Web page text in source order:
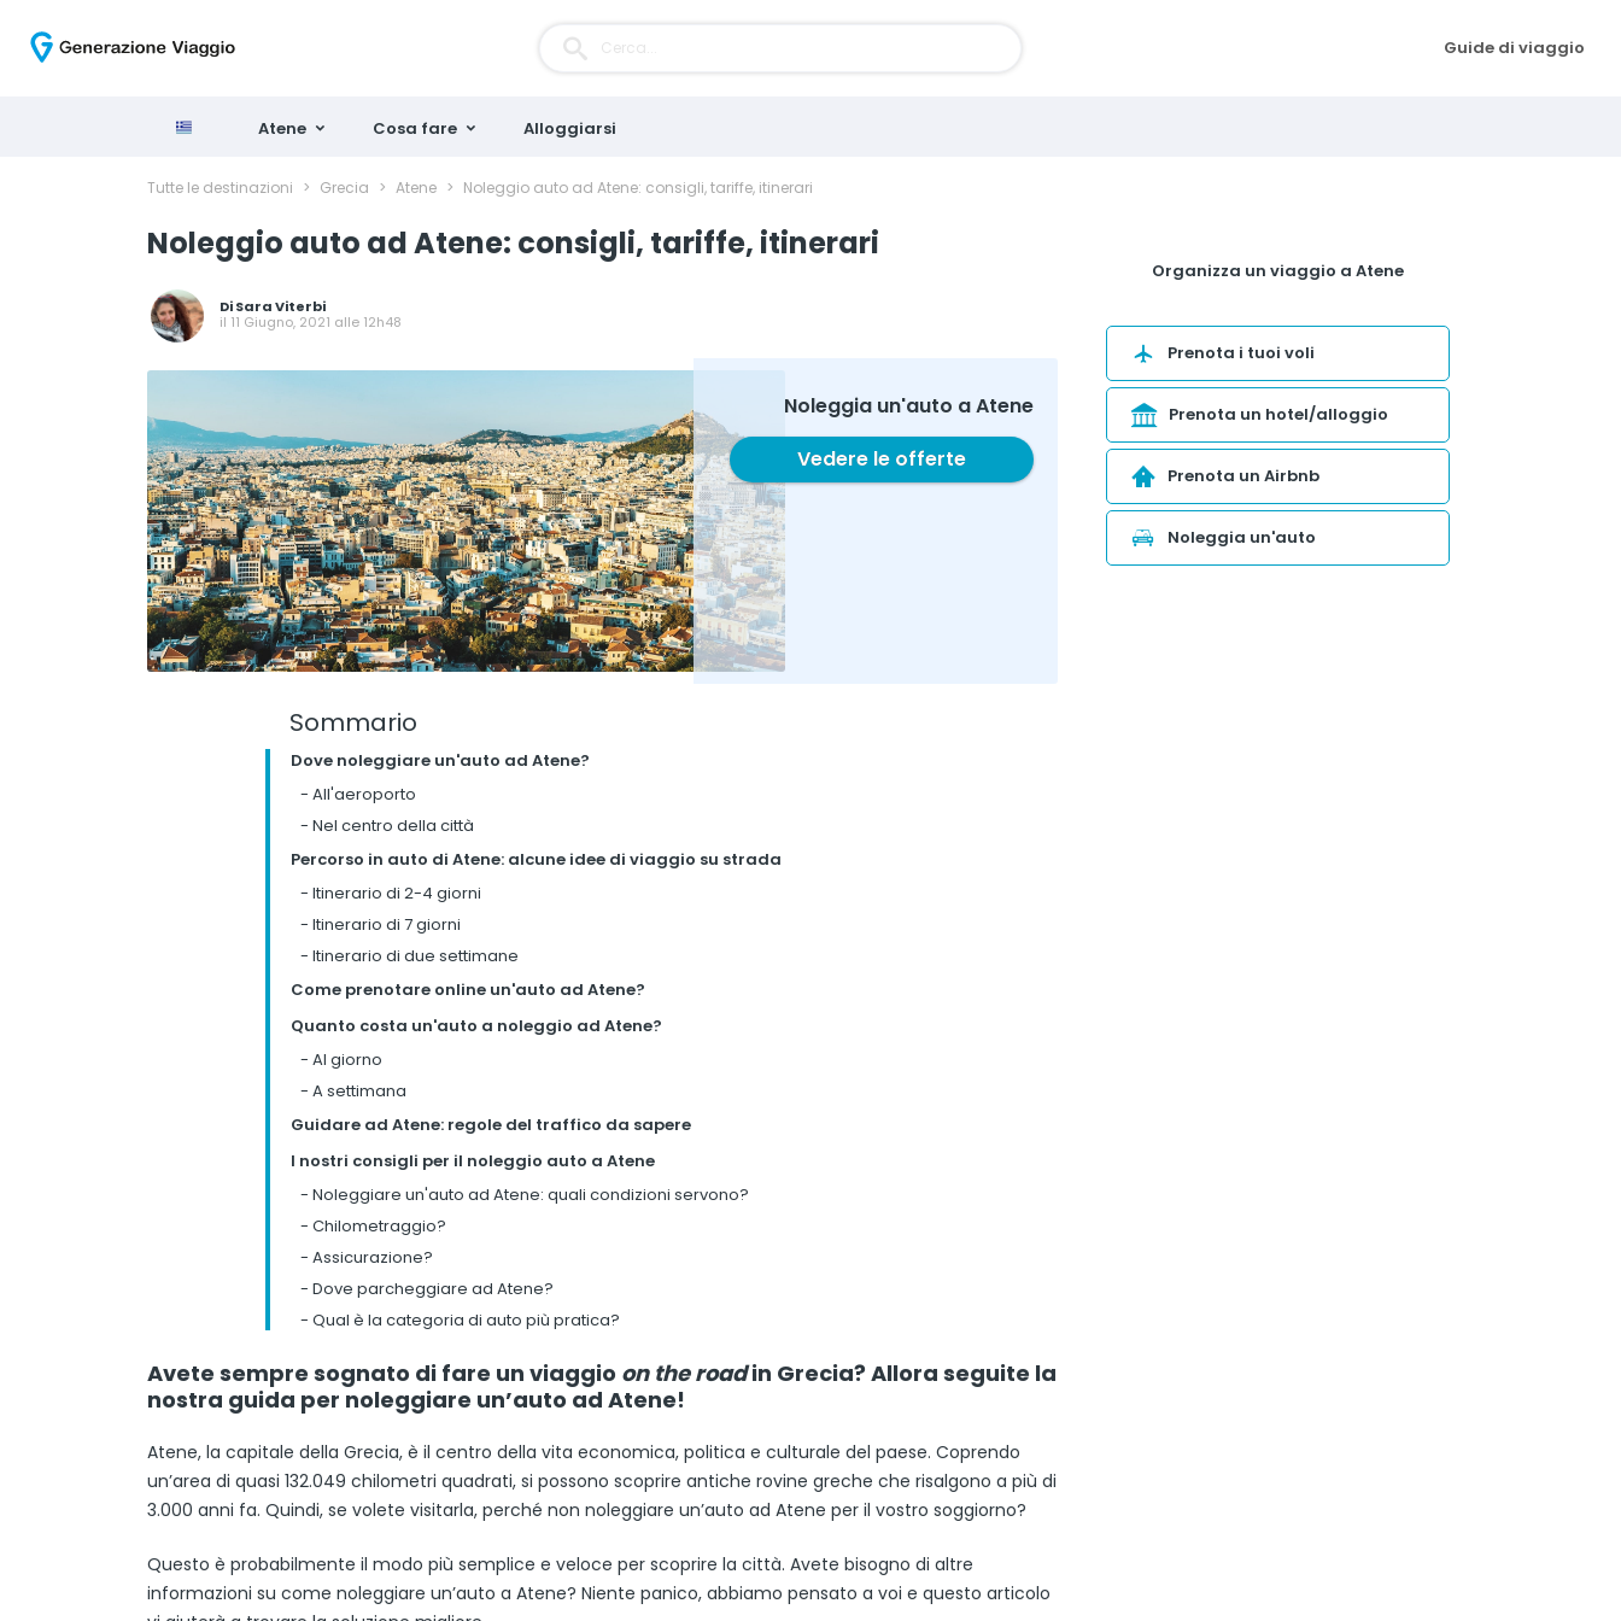
Guide di viaggio
Atene Cosa fare Alloggiarsi
Tutte le destinazioni > Grecia > Atene > Noleggio auto ad Atene: consigli, tariffe, itinerari
Noleggio auto ad Atene: consigli, tariffe, itinerari
DiSara Viterbi
il 11 Giugno, 2021 alle 12h48
Noleggia un'auto a Atene
Vedere le offerte
Sommario
Dove noleggiare un'auto ad Atene?
- All'aeroporto
- Nel centro della città
Percorso in auto di Atene: alcune idee di viaggio su strada
- Itinerario di 2-4 giorni
- Itinerario di 7 giorni
- Itinerario di due settimane
Come prenotare online un'auto ad Atene?
Quanto costa un'auto a noleggio ad Atene?
- Al giorno
- A settimana
Guidare ad Atene: regole del traffico da sapere
I nostri consigli per il noleggio auto a Atene
- Noleggiare un'auto ad Atene: quali condizioni servono?
- Chilometraggio?
- Assicurazione?
- Dove parcheggiare ad Atene?
- Qual è la categoria di auto più pratica?
Avete sempre sognato di fare un viaggio on the roadin Grecia? Allora seguite la
nostra guida per noleggiare un’auto ad Atene!
Atene, la capitale della Grecia, è il centro della vita economica, politica e culturale del paese. Coprendo
un’area di quasi 132.049 chilometri quadrati, si possono scoprire antiche rovine greche che risalgono a più di
3.000 anni fa. Quindi, se volete visitarla, perché non noleggiare un’auto ad Atene per il vostro soggiorno?
Questo è probabilmente il modo più semplice e veloce per scoprire la città. Avete bisogno di altre
informazioni su come noleggiare un’auto a Atene? Niente panico, abbiamo pensato a voi e questo articolo
Organizza un viaggio a Atene
Prenota i tuoi voli
Prenota un hotel/alloggio
Prenota un Airbnb
Noleggia un'auto